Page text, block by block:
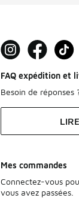
FAQ expédition et
Besoin de réponses
Mes commandes
Connectez-vous
vous avez passées.